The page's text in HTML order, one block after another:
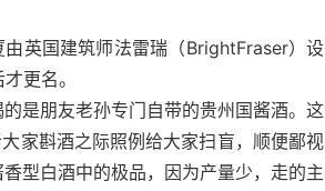
英国建筑师法雷瑞（BrightFraser）设
更名。
是朋友老孙专门自带的贵州国酱酒。这
家斟酒之际照例给大家扫盲，顺便鄙视
型白酒中的极品，因为产量少，走的主